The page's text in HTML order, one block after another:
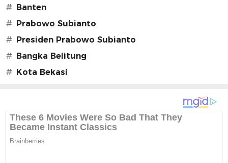
# Banten
# Prabowo Subianto
# Presiden Prabowo Subianto
# Bangka Belitung
# Kota Bekasi